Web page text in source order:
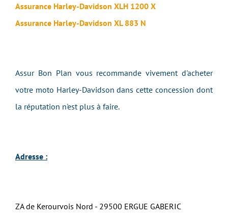
Assurance Harley-Davidson XLH 1200 X
Assurance Harley-Davidson XL 883 N
Assur Bon Plan vous recommande vivement d'acheter
votre moto Harley-Davidson dans cette concession dont
la réputation n'est plus à faire.
Adresse :
ZA de Kerourvois Nord - 29500 ERGUE GABERIC